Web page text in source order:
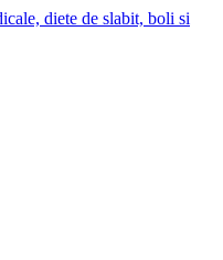
diete de slabit, boli si